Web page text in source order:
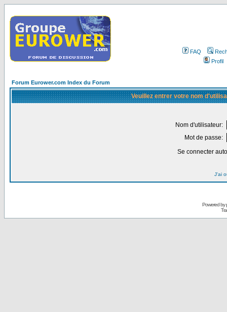
FAQ
Profil
Forum Eurower.com Index du Forum
Veuillez entrer votre nom
Nom d'utilisateur:
Mot de passe:
Se connecter
J'ai
Powered by